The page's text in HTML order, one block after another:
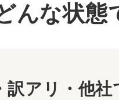
んな状態
訳アリ・他